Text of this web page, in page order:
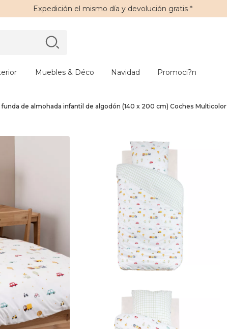
Expedición el mismo día y devolución gratis*
Muebles & Déco Navidad Promoci?n
de almohada infantil de algodón (140 x 200 cm) Coches Multicolor